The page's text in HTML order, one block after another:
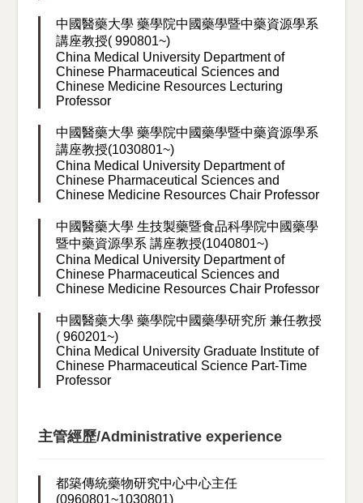
中國醫藥大學 藥學院中國藥學暨中藥資源學系
講座教授( 990801~)
China Medical University Department of
Chinese Pharmaceutical Sciences and
Chinese Medicine Resources Lecturing
Professor
中國醫藥大學 藥學院中國藥學暨中藥資源學系
講座教授(1030801~)
China Medical University Department of
Chinese Pharmaceutical Sciences and
Chinese Medicine Resources Chair Professor
中國醫藥大學 生技製藥暨食品科學院中國藥學
暨中藥資源學系 講座教授(1040801~)
China Medical University Department of
Chinese Pharmaceutical Sciences and
Chinese Medicine Resources Chair Professor
中國醫藥大學 藥學院中國藥學研究所 兼任教授
( 960201~)
China Medical University Graduate Institute of
Chinese Pharmaceutical Science Part-Time
Professor
主管經歷/Administrative experience
都築傳統藥物研究中心中心主任
(0960801~1030801)